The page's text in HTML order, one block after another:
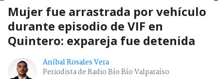
Mujer fue arrastrada por vehículo
durante episodio de VIF en
Quintero: expareja fue detenida
Aníbal Rosales Vera
Periodista de Radio Bío Bío Valparaíso